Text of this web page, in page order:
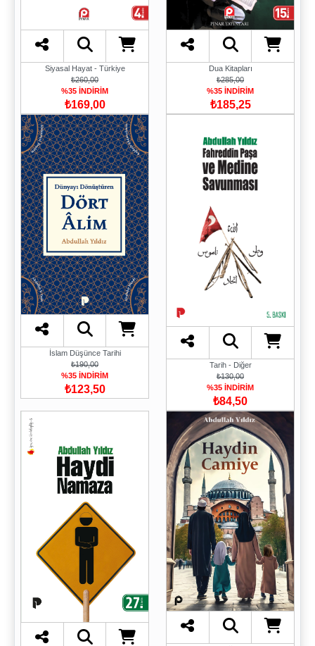
Siyasal Hayat - Türkiye
₺260,00
%35 İNDİRİM
₺169,00
Dua Kitapları
₺285,00
%35 İNDİRİM
₺185,25
İslam Düşünce Tarihi
₺190,00
%35 İNDİRİM
₺123,50
Tarih - Diğer
₺130,00
%35 İNDİRİM
₺84,50